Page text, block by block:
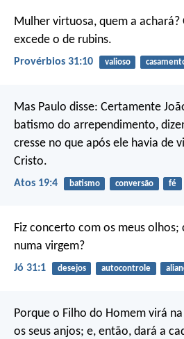
Mulher virtuosa, quem a achará?
excede o de rubins.
Provérbios 31:10 valioso
Mas Paulo disse: Certamente
batismo do arrependimento,
cresse no que após ele havia de
Cristo.
Atos 19:4 batismo conversão fé
Fiz concerto com os meus olhos;
numa virgem?
Jó 31:1 desejos autocontrole
Porque o Filho do Homem virá
os seus anjos; e, então, dará a